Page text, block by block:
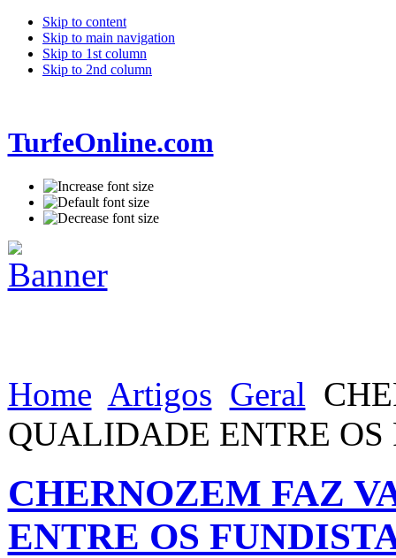
Skip to content
Skip to main navigation
Skip to 1st column
Skip to 2nd column
TurfeOnline.com
Home Artigos Geral
QUALIDADE ENTRE OS
CHERNOZEM FAZ
ENTRE OS